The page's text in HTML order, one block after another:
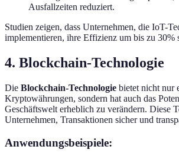
Ausfallzeiten reduziert.
Studien zeigen, dass Unternehmen, die IoT-
implementieren, ihre Effizienz um bis zu 30%
4. Blockchain-Technologie
Die Blockchain-Technologie bietet nicht nur
Kryptowährungen, sondern hat auch das
Geschäftswelt erheblich zu verändern. Diese
Unternehmen, Transaktionen sicher und
Anwendungsbeispiele: